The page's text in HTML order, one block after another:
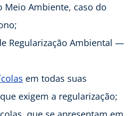
Meio Ambiente, caso do
Regularização Ambiental —
em todas suas
exigem a regularização;